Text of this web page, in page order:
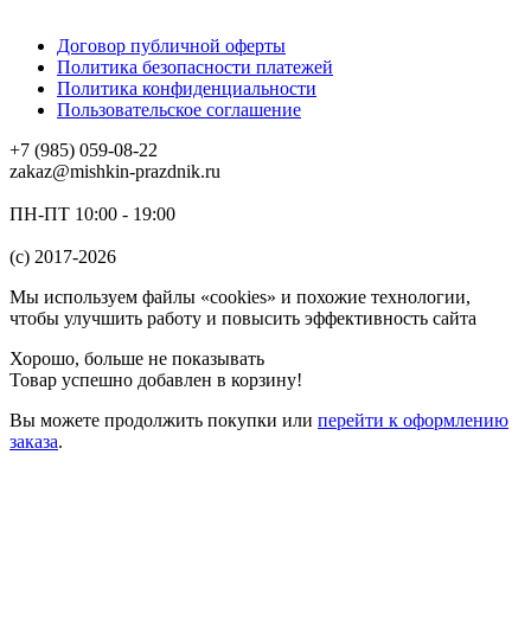
Договор публичной оферты
Политика безопасности платежей
Политика конфиденциальности
Пользовательское соглашение
+7 (985) 059-08-22
zakaz@mishkin-prazdnik.ru
ПН-ПТ 10:00 - 19:00
(c) 2017-2026
Мы используем файлы «cookies» и похожие технологии,
чтобы улучшить работу и повысить эффективность сайта
Хорошо, больше не показывать
Товар успешно добавлен в корзину!
Вы можете продолжить покупки или перейти к оформлению
заказа.